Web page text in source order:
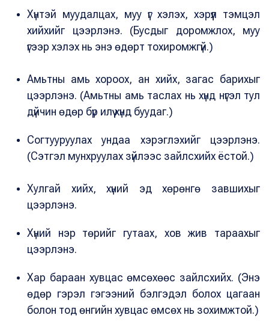
Хүнтэй муудалцах, муу үг хэлэх, хэрүүл тэмцэл
хийхийг цээрлэнэ. (Бусдыг доромжлох, муу
үгээр хэлэх нь энэ өдөрт тохиромжгүй.)
Амьтны амь хороох, ан хийх, загас барихыг
цээрлэнэ. (Амьтны амь таслах нь хүнд нүгэл тул
дүйчин өдөр бүр илүү хүнд буудаг.)
Согтууруулах ундаа хэрэглэхийг цээрлэнэ.
(Сэтгэл мунхруулах зүйлээс зайлсхийх ёстой.)
Хулгай хийх, хүний эд хөрөнгө завшихыг
цээрлэнэ.
Хүний нэр төрийг гутаах, хов жив тараахыг
цээрлэнэ.
Хар бараан хувцас өмсөхөөс зайлсхийх. (Энэ
өдөр гэрэл гэгээний бэлгэдэл болох цагаан
болон тод өнгийн хувцас өмсөх нь зохимжтой.)